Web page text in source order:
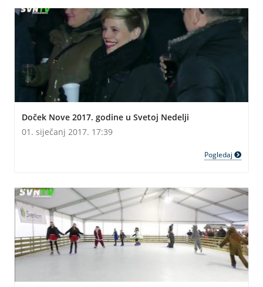
Doček Nove 2017. godine u Svetoj Nedelji
01. siječanj 2017. 17:39
Pogledaj